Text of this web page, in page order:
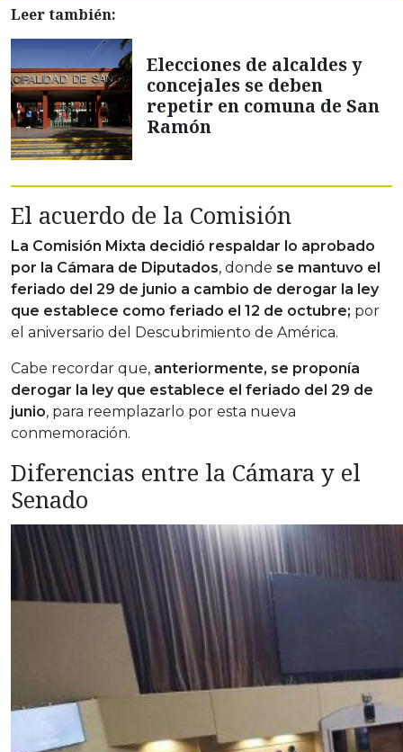
Leer también:
Elecciones de alcaldes y
concejales se deben
repetir en comuna de San
Ramón
El acuerdo de la Comisión
La Comisión Mixta decidió respaldar lo aprobado
por la Cámara de Diputados, donde se mantuvo el
feriado del 29 de junio a cambio de derogar la ley
que establece como feriado el 12 de octubre; por
el aniversario del Descubrimiento de América.
Cabe recordar que, anteriormente, se proponía
derogar la ley que establece el feriado del 29 de
junio, para reemplazarlo por esta nueva
conmemoración.
Diferencias entre la Cámara y el
Senado